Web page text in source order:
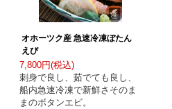
オホーツク産 急速冷凍ぼたん
えび
7,800円(税込)
刺身で良し、茹でても良し、
船内急速冷凍で新鮮さそのま
まのボタンエビ。